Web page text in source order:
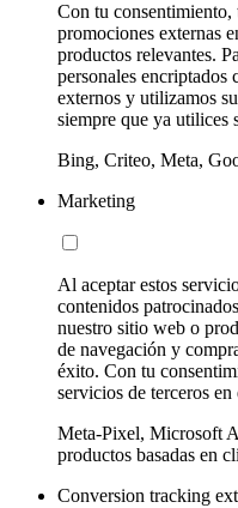
Con tu consentimiento,
promociones externas
productos relevantes.
personales encriptados
externos y utilizamos
siempre que ya utilices
Bing, Criteo, Meta,
Marketing
Al aceptar estos
contenidos
nuestro sitio web o
de navegación y
éxito. Con tu
servicios de terceros
Meta-Pixel, Microsoft
productos basadas en
Conversion tracking